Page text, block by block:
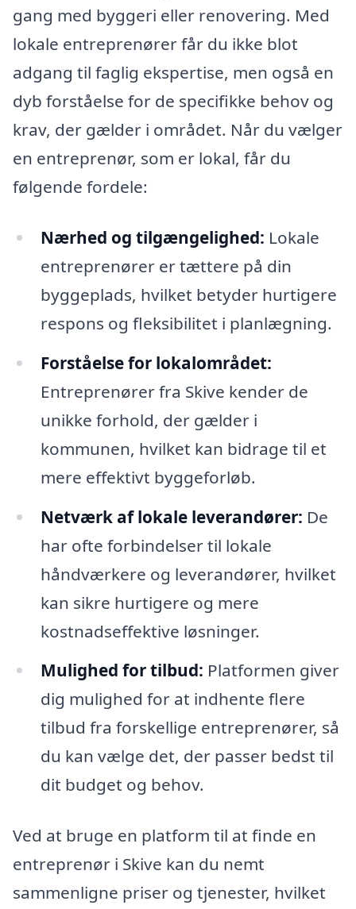
gang med byggeri eller renovering. Med
lokale entreprenører får du ikke blot
adgang til faglig ekspertise, men også en
dyb forståelse for de specifikke behov og
krav, der gælder i området. Når du vælger
en entreprenør, som er lokal, får du
følgende fordele:
Nærhed og tilgængelighed: Lokale
entreprenører er tættere på din
byggeplads, hvilket betyder hurtigere
respons og fleksibilitet i planlægning.
Forståelse for lokalområdet:
Entreprenører fra Skive kender de
unikke forhold, der gælder i
kommunen, hvilket kan bidrage til et
mere effektivt byggeforløb.
Netværk af lokale leverandører: De
har ofte forbindelser til lokale
håndværkere og leverandører, hvilket
kan sikre hurtigere og mere
kostnadseffektive løsninger.
Mulighed for tilbud: Platformen giver
dig mulighed for at indhente flere
tilbud fra forskellige entreprenører, så
du kan vælge det, der passer bedst til
dit budget og behov.
Ved at bruge en platform til at finde en
entreprenør i Skive kan du nemt
sammenligne priser og tjenester, hvilket